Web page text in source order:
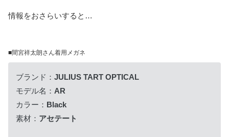
情報をおさらいすると…
■間宮祥太朗さん着用メガネ
ブランド： JULIUS TART OPTICAL
モデル名： AR
カラー： Black
素材： アセテート